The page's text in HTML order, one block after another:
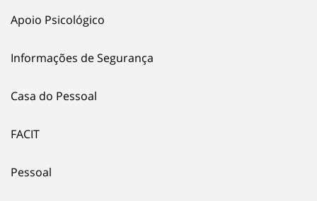
Apoio Psicológico
Informações de Segurança
Casa do Pessoal
FACIT
Pessoal